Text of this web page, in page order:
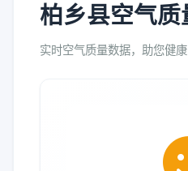
柏乡县空气
实时空气质量数据，助您健